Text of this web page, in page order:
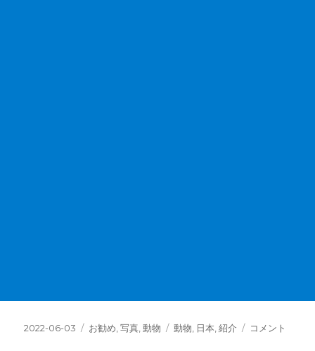
投
2022-06-03
カ
お勧め ,写真 ,動物
タ
動物 日本 ,紹介
Instagram:
コメント